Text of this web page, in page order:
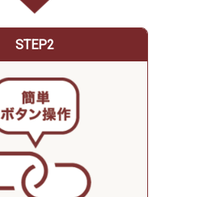
STEP2